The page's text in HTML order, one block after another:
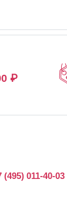
₽
(495) 011-40-03